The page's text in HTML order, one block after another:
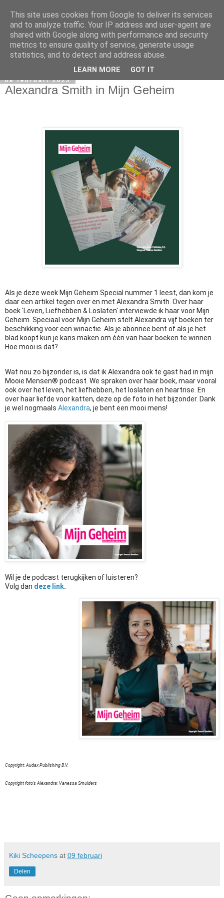
09 februari 2023
Alexandra Smith in Mijn Geheim
Als je deze week Mijn Geheim Special nummer 1 leest, dan kom je
daar een artikel tegen over en met Alexandra Smith. Over haar
boek 'Leven, Liefhebben & Loslaten' interviewde ik haar voor Mijn
Geheim. Speciaal voor Mijn Geheim stelt Alexandra vijf boeken ter
beschikking voor een winactie. Als je abonnee bent of als je het
blad koopt kun je kans maken om één van haar boeken te winnen.
Hoe mooi is dat?
Wat nou zo bijzonder is, is dat ik Alexandra ook te gast had in mijn
Mooie Mensen® podcast. We spraken over haar boek, maar vooral
ook over het leven, het liefhebben, het loslaten en heartrise. En
over haar liefde voor katten, deze op de foto in het bijzonder. Dank
je wel nogmaals Alexandra
Wil je de podcast terugkijken of luisteren?
Volg dan deze link.
Copyright: Audax Publishing B.V.
Copyright foto's Alexandra: Vanessa Smulders
Kiki Scheepens at 09 februari
Delen
This site uses cookies from Google to deliver its services
and to analyze traffic. Your IP address and user-agent are
shared with Google along with performance and security
metrics to ensure quality of service, generate usage
statistics, and to detect and address abuse.
LEARN MORE GOT IT